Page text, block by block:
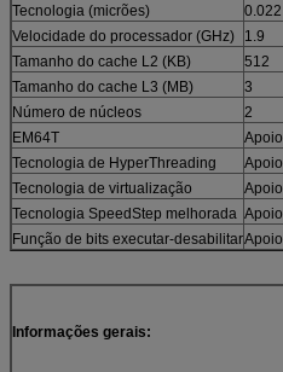
Tecnologia (micrões)
0.022
Velocidade do processador (GHz)
1.9
Tamanho do cache L2 (KB)
512
Tamanho do cache L3 (MB)
3
Número de núcleos
2
EM64T
Apoio
Tecnologia de HyperThreading
Apoio
Tecnologia de virtualização
Apoio
Tecnologia SpeedStep melhorada Apoio
Função de bits executar-desabilitarApoio
Informações gerais: